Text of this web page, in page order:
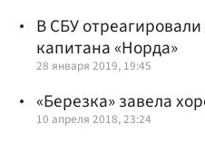
В СБУ
капитана «Норда»
28 января 2019, 19:45
«Березка» завела
10 апреля 2018, 23:24